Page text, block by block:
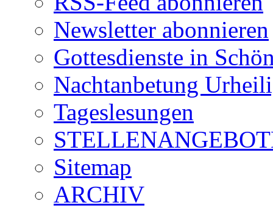
Newsletter abonnieren
Gottesdienste in
Nachtanbetung
Tageslesungen
Sitemap
ARCHIV